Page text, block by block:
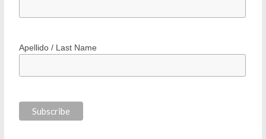
Apellido / Last Name